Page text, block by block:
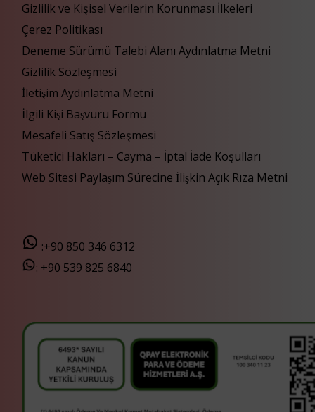
Gizlilik ve Kişisel Verilerin Korunması İlkeleri
Çerez Politikası
Deneme Sürümü Talebi Alanı Aydınlatma Metni
Gizlilik Sözleşmesi
İletişim Aydınlatma Metni
İlgili Kişi Başvuru Formu
Mesafeli Satış Sözleşmesi
Tüketici Hakları – Cayma – İptal İade Koşulları
Web Sitesi Paylaşım Sürecine İlişkin Açık Rıza Metni
:+90 850 346 6312
: +90 539 825 6840